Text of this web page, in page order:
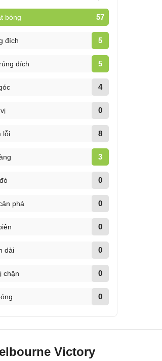
bóng 57
đích 5
đích 5
4
0
lỗi 8
3
0
phá 0
0
dài 0
chặn 0
0
Victory